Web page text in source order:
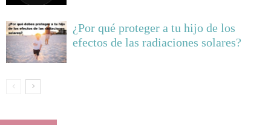
¿Por qué proteger a tu hijo de los
efectos de las radiaciones solares?